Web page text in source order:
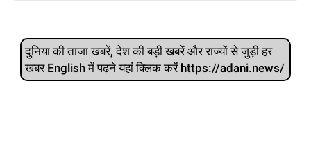
दुनिया की ताजा खबरें, देश की बड़ी खबरें और राज्‍यों से जुड़ी हर
खबर English में पढ़ने यहां क्लिक करें https://adani.news/